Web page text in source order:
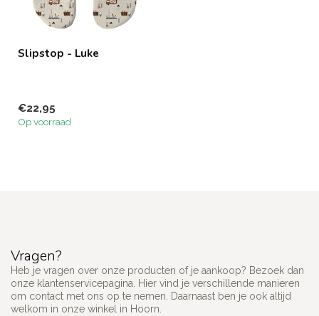
Slipstop - Luke
€22,95
Op voorraad
Vragen?
Heb je vragen over onze producten of je aankoop? Bezoek dan
onze klantenservicepagina. Hier vind je verschillende manieren
om contact met ons op te nemen. Daarnaast ben je ook altijd
welkom in onze winkel in Hoorn.